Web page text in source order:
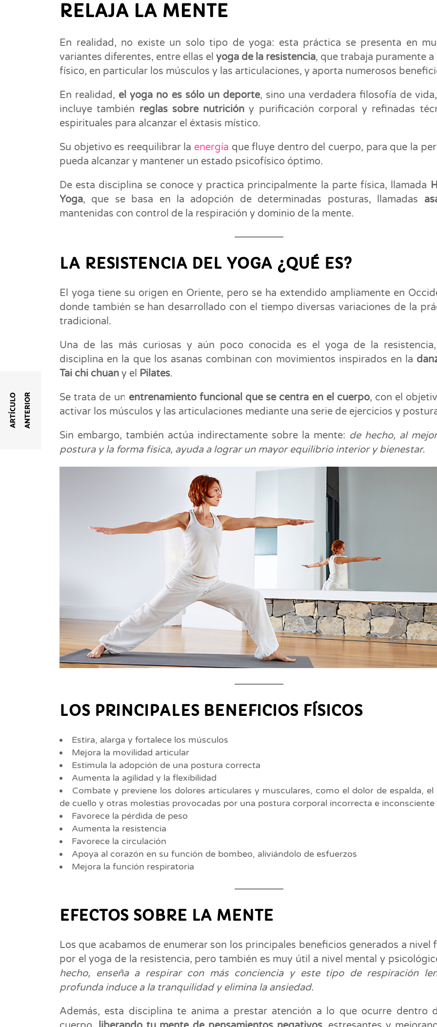
RELAJA LA MENTE
En realidad, no existe un solo tipo de yoga: esta práctica se presenta en
variantes diferentes, entre ellas elyoga de la resistencia, que trabaja puramente a
físico, en particular los músculos y las articulaciones, y aporta numerosos
En realidad, el yoga no es sólo un deporte, sino una verdadera filosofía de
incluye también reglas sobre nutrición y purificación corporal y refinadas
espirituales para alcanzar el éxtasis místico.
Su objetivo es reequilibrar la energía que fluye dentro del cuerpo, para que la
pueda alcanzar y mantener un estado psicofísico óptimo.
De esta disciplina se conoce y practica principalmente la parte física, llamada
Yoga, que se basa en la adopción de determinadas posturas, llamadas
mantenidas con control de la respiración y dominio de la mente.
LA RESISTENCIA DEL YOGA ¿QUÉ ES?
El yoga tiene su origen en Oriente, pero se ha extendido ampliamente en
donde también se han desarrollado con el tiempo diversas variaciones de la
tradicional.
Una de las más curiosas y aún poco conocida es el yoga de la
disciplina en la que los asanas combinan con movimientos inspirados en la
Tai chi chuan y el Pilates.
Se trata de un entrenamiento funcional que se centra en el cuerpo, con el
activar los músculos y las articulaciones mediante una serie de ejercicios y
Sin embargo, también actúa indirectamente sobre la mente: de hecho, al
postura y la forma física, ayuda a lograr un mayor equilibrio interior y bienestar.
LOS PRINCIPALES BENEFICIOS FÍSICOS
Estira, alarga y fortalece los músculos
Mejora la movilidad articular
Estimula la adopción de una postura correcta
Aumenta la agilidad y la flexibilidad
Combate y previene los dolores articulares y musculares, como el dolor de espalda, el
de cuello y otras molestias provocadas por una postura corporal incorrecta e inconsciente
Favorece la pérdida de peso
Aumenta la resistencia
Favorece la circulación
Apoya al corazón en su función de bombeo, aliviándolo de esfuerzos
Mejora la función respiratoria
EFECTOS SOBRE LA MENTE
Los que acabamos de enumerar son los principales beneficios generados a nivel
por el yoga de la resistencia, pero también es muy útil a nivel mental y
hecho, enseña a respirar con más conciencia y este tipo de respiración
profunda induce a la tranquilidad y elimina la ansiedad.
Además, esta disciplina te anima a prestar atención a lo que ocurre dentro
A
R
T
Í
C
U
L
O
A
N
T
E
R
I
O R